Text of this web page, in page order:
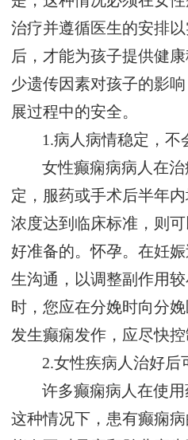
治疗并遵循医生的安排
后，才能为孩子提供健
少遗传因素对孩子的影
展过程中的安全。
1.病人病情稳定，不
女性癫痫病病人在
定，服药或手术后半年
浓度达到临床标准，则
好准备的。怀孕。在妊
生沟通，以调整副作用
时，您应在分娩时向分
发生癫痫发作，应尽快控
2.女性疾病人治好后
许多癫痫病人在使
这种情况下，患有癫痫